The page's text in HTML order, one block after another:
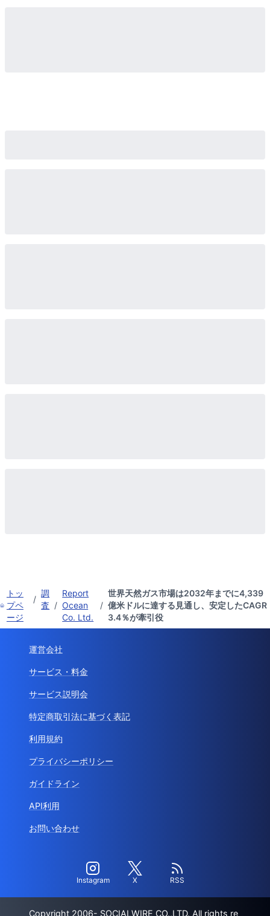
トッ
プペ
ージ
/
調
査 /
Report
Ocean
Co. Ltd.
/
世界天然ガス市場は2032年までに4,339
億米ドルに達する見通し、安定したCAGR
3.4％が牽引役
運営会社
サービス・料金
サービス説明会
特定商取引法に基づく表記
利用規約
プライバシーポリシー
ガイドライン
API利用
お問い合わせ
Instagram X RSS
Copyright 2006- SOCIALWIRE CO.,LTD. All rights re